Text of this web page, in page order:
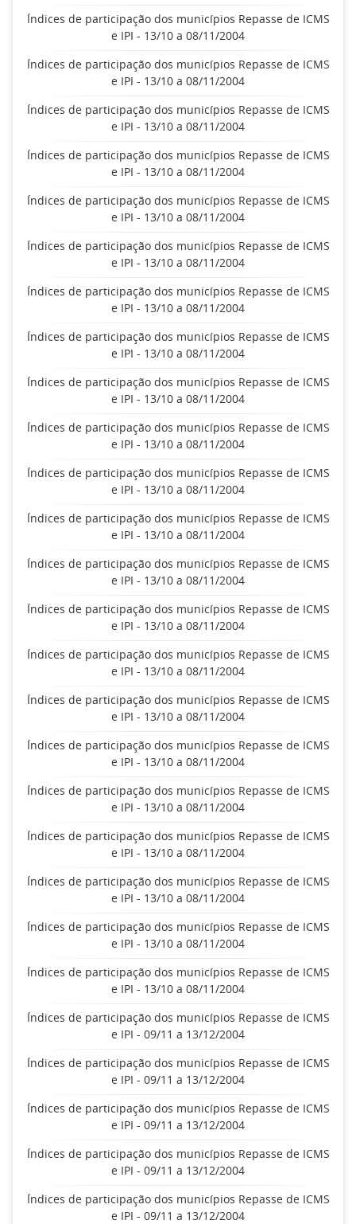
Índices de participação dos municípios Repasse de ICMS
e IPI - 13/10 a 08/11/2004
Índices de participação dos municípios Repasse de ICMS
e IPI - 13/10 a 08/11/2004
Índices de participação dos municípios Repasse de ICMS
e IPI - 13/10 a 08/11/2004
Índices de participação dos municípios Repasse de ICMS
e IPI - 13/10 a 08/11/2004
Índices de participação dos municípios Repasse de ICMS
e IPI - 13/10 a 08/11/2004
Índices de participação dos municípios Repasse de ICMS
e IPI - 13/10 a 08/11/2004
Índices de participação dos municípios Repasse de ICMS
e IPI - 13/10 a 08/11/2004
Índices de participação dos municípios Repasse de ICMS
e IPI - 13/10 a 08/11/2004
Índices de participação dos municípios Repasse de ICMS
e IPI - 13/10 a 08/11/2004
Índices de participação dos municípios Repasse de ICMS
e IPI - 13/10 a 08/11/2004
Índices de participação dos municípios Repasse de ICMS
e IPI - 13/10 a 08/11/2004
Índices de participação dos municípios Repasse de ICMS
e IPI - 13/10 a 08/11/2004
Índices de participação dos municípios Repasse de ICMS
e IPI - 13/10 a 08/11/2004
Índices de participação dos municípios Repasse de ICMS
e IPI - 13/10 a 08/11/2004
Índices de participação dos municípios Repasse de ICMS
e IPI - 13/10 a 08/11/2004
Índices de participação dos municípios Repasse de ICMS
e IPI - 13/10 a 08/11/2004
Índices de participação dos municípios Repasse de ICMS
e IPI - 13/10 a 08/11/2004
Índices de participação dos municípios Repasse de ICMS
e IPI - 13/10 a 08/11/2004
Índices de participação dos municípios Repasse de ICMS
e IPI - 13/10 a 08/11/2004
Índices de participação dos municípios Repasse de ICMS
e IPI - 13/10 a 08/11/2004
Índices de participação dos municípios Repasse de ICMS
e IPI - 13/10 a 08/11/2004
Índices de participação dos municípios Repasse de ICMS
e IPI - 13/10 a 08/11/2004
Índices de participação dos municípios Repasse de ICMS
e IPI - 09/11 a 13/12/2004
Índices de participação dos municípios Repasse de ICMS
e IPI - 09/11 a 13/12/2004
Índices de participação dos municípios Repasse de ICMS
e IPI - 09/11 a 13/12/2004
Índices de participação dos municípios Repasse de ICMS
e IPI - 09/11 a 13/12/2004
Índices de participação dos municípios Repasse de ICMS
e IPI - 09/11 a 13/12/2004